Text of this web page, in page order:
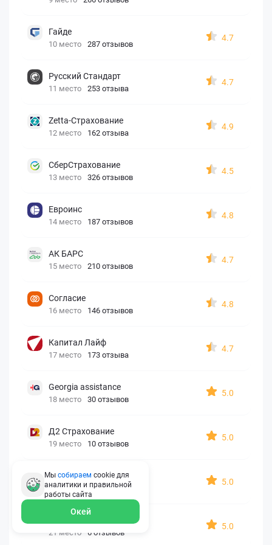
Гайде
10 место 287 отзывов
4.7
Русский Стандарт
11 место 253 отзыва
4.7
Zetta-Страхование
12 место 162 отзыва
4.9
СберСтрахование
13 место 326 отзывов
4.5
Евроинс
14 место 187 отзывов
4.8
АК БАРС
15 место 210 отзывов
4.7
Согласие
16 место 146 отзывов
4.8
Капитал Лайф
17 место 173 отзыва
4.7
Georgia assistance
18 место 30 отзывов
5.0
Д2 Страхование
19 место 10 отзывов
5.0
АйАйСи
20 место 7 отзывов
5.0
21 место 6 отзывов
5.0
Мы собираем cookie для
аналитики и правильной
работы сайта
Окей